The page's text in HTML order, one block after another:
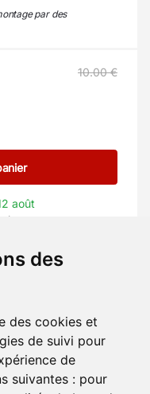
des
des cookies et
de suivi pour
de
suivantes : pour
par des
10.00 €
août
faut ?
au01 69 88 16 16